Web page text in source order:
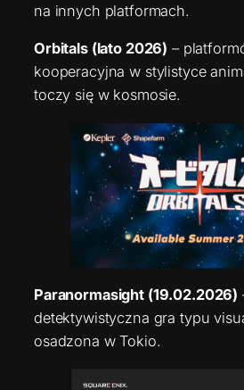
na innych platformach.
Orbitals (lato 2026) –
kooperacyjna w stylistyce
toczy się w kosmosie.
Paranormasight (19.02.2026)
detektywistyczna gra typu
osadzona w Tokio.